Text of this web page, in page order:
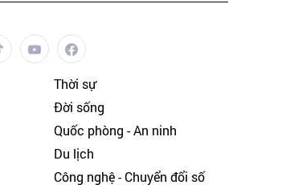
Thời sự
Đời sống
Quốc phòng - An ninh
Du lịch
Công nghệ - Chuyển đổi số